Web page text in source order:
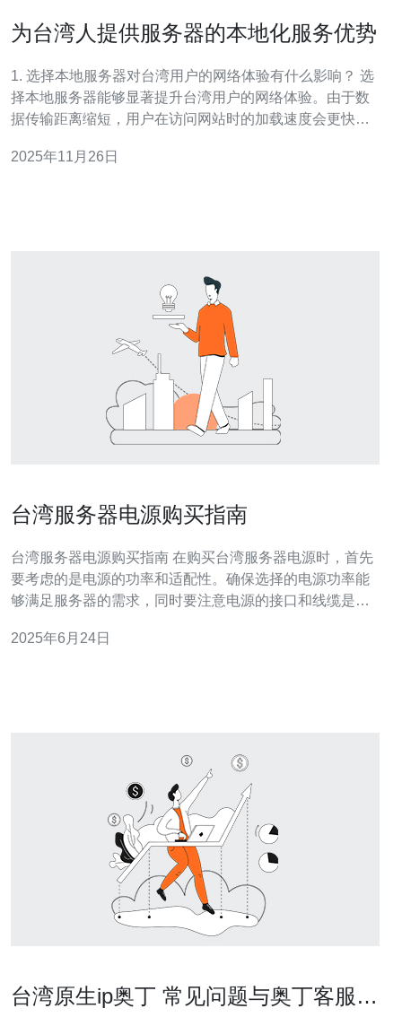
为台湾人提供服务器的本地化服务优势
1. 选择本地服务器对台湾用户的网络体验有什么影响？ 选
择本地服务器能够显著提升台湾用户的网络体验。由于数
据传输距离缩短，用户在访问网站时的加载速度会更快。
著提高网站的响应时间。这对于需要快速反馈的在线商店
2025年11月26日
台湾服务器电源购买指南
台湾服务器电源购买指南 在购买台湾服务器电源时，首先
要考虑的是电源的功率和适配性。确保选择的电源功率能
够满足服务器的需求，同时要注意电源的接口和线缆是否
和适配性外，还要考虑电源的节能性和稳定性。选择具有
2025年6月24日
台湾原生ip奥丁 常见问题与奥丁客服沟